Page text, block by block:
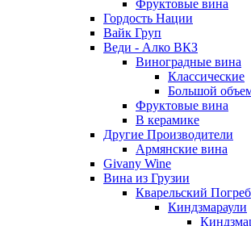
Фруктовые вина
Гордость Нации
Вайк Груп
Веди - Алко ВКЗ
Виноградные вина
Классические
Большой
Фруктовые вина
В керамике
Другие Производители
Армянские вина
Givany Wine
Вина из Грузии
Кварельский Погреб
Киндзмараули